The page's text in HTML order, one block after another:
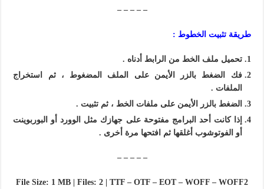
– – – – –
طريقة تثبيت الخطوط :
تحميل ملف الخط من الرابط أدناه .
فك الضغط بالزر الأيمن على الملف المضغوط ، ثم استخراج
الملفات .
الضغط بالزر الأيمن على ملفات الخط ، ثم تثبيت .
إذا كانت أحد البرامج مفتوحة على جهازك مثل الوورد أو البوربوينت
أو الفوتوشوب أغلقها ثم افتحها مرة أخرى .
– – – – –
File Size: 1 MB | Files: 2 | TTF – OTF – EOT – WOFF – WOFF2